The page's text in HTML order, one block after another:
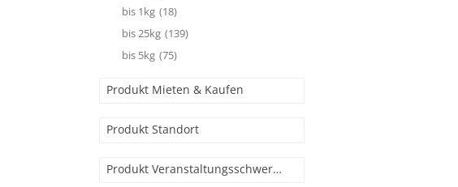
bis 1kg (18)
bis 25kg (139)
bis 5kg (75)
Produkt Mieten & Kaufen
Produkt Standort
Produkt Veranstaltungsschwerpunkt